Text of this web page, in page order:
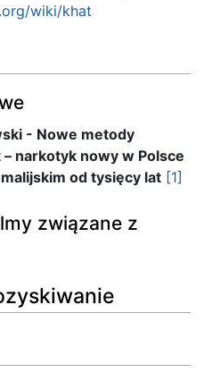
wiki/khat
- Nowe metody
– narkotyk nowy w Polsce
od tysięcy lat [1]
związane z